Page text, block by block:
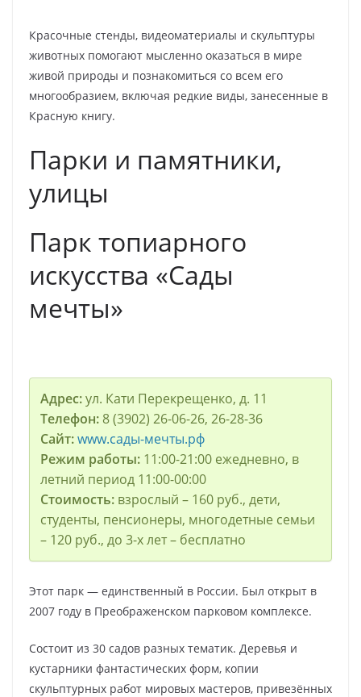
Красочные стенды, видеоматериалы и скульптуры
животных помогают мысленно оказаться в мире
живой природы и познакомиться со всем его
многообразием, включая редкие виды, занесенные в
Красную книгу.
Пaрки и памятники,
улицы
Пaрк топиарного
искусства «Сады
мечты»
Адрес:ул. Кaти Перекрещенко, д. 11
Телефон:8 (3902) 26-06-26, 26-28-36
Сайт:www.сады-мечты.рф
Режим работы:11:00-21:00 ежедневно, в
летний период 11:00-00:00
Стоимость:взрослый – 160 руб., дети,
студенты, пенсионеры, многодетные семьи
– 120 руб., до 3-х лет – бесплатно
Этот парк — единственный в России. Был открыт в
2007 году в Преображенском парковом комплексе.
Состоит из 30 садов разных тематик. Деревья и
кустарники фантастических форм, копии
скульптурных работ мировых мастеров, привезённых